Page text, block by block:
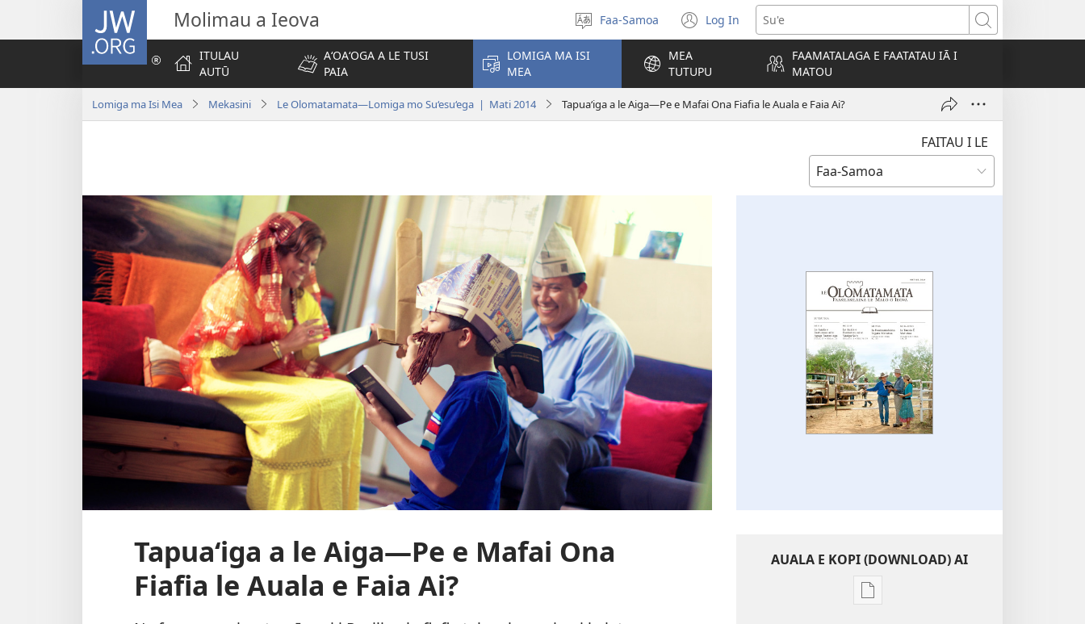
JW.ORG Molimau a Ieova
Filifili
le
gagana
Faa-Samoa Log In
(tatala
se
polokalame)
Su'e
ITULAU
AUTŪ
AʻOAʻOGA A LE TUSI
PAIA
LOMIGA MA ISI
MEA
MEA
TUTUPU
FAAMATALAGA E FAATATAU IĀ I
MATOU
Lomiga ma Isi Mea Mekasini Le Olomatamata—Lomiga mo Su‘esu‘ega | Mati 2014 Tapuaʻiga a le Aiga​—Pe e Mafai Ona Fiafia le Auala e Faia Ai?
FAITAU I LE
Tapuaʻiga a le Aiga​—Pe e Mafai Ona
Fiafia le Auala e Faia Ai?
AUALA E KOPI (DOWNLOAD) AI
Vaega